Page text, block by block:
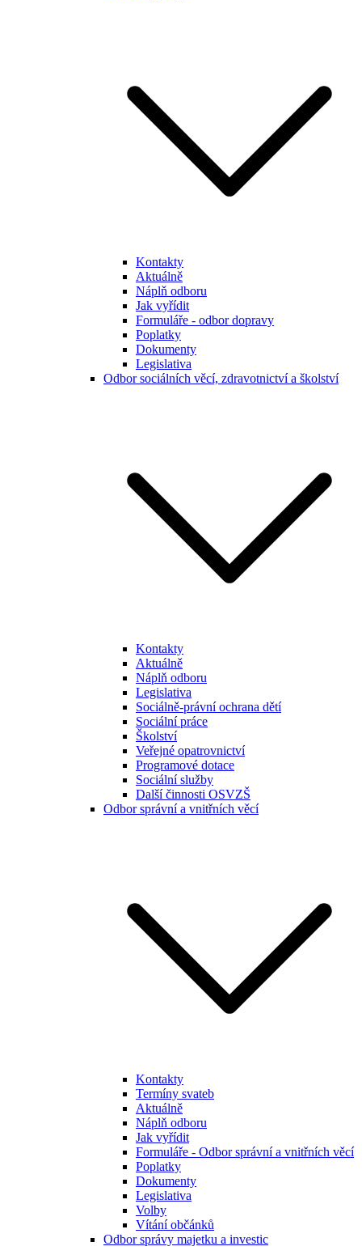
Kontakty
Aktuálně
Náplň odboru
Jak vyřídit
Formuláře - odbor dopravy
Poplatky
Dokumenty
Legislativa
Odbor sociálních věcí, zdravotnictví a školství
Kontakty
Aktuálně
Náplň odboru
Legislativa
Sociálně-právní ochrana dětí
Sociální práce
Školství
Veřejné opatrovnictví
Programové dotace
Sociální služby
Další činnosti OSVZŠ
Odbor správní a vnitřních věcí
Kontakty
Termíny svateb
Aktuálně
Náplň odboru
Jak vyřídit
Formuláře - Odbor správní a vnitřních věcí
Poplatky
Dokumenty
Legislativa
Volby
Vítání občánků
Odbor správy majetku a investic